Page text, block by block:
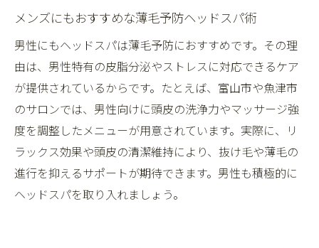
メンズにもおすすめな薄毛予防ヘッドスパ術
男性にもヘッドスパは薄毛予防におすすめです。その理
由は、男性特有の皮脂分泌やストレスに対応できるケア
が提供されているからです。たとえば、富山市や魚津市
のサロンでは、男性向けに頭皮の洗浄力やマッサージ強
度を調整したメニューが用意されています。実際に、リ
ラックス効果や頭皮の清潔維持により、抜け毛や薄毛の
進行を抑えるサポートが期待できます。男性も積極的に
ヘッドスパを取り入れましょう。